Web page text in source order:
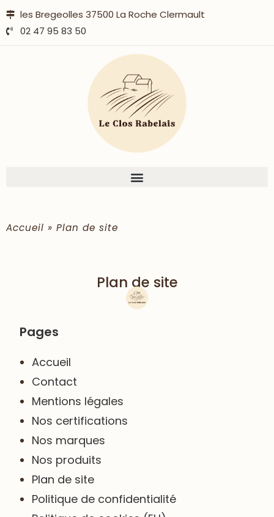
les Bregeolles 37500 La Roche Clermault
02 47 95 83 50
Accueil » Plan de site
Plan de site
Pages
Accueil
Contact
Mentions légales
Nos certifications
Nos marques
Nos produits
Plan de site
Politique de confidentialité